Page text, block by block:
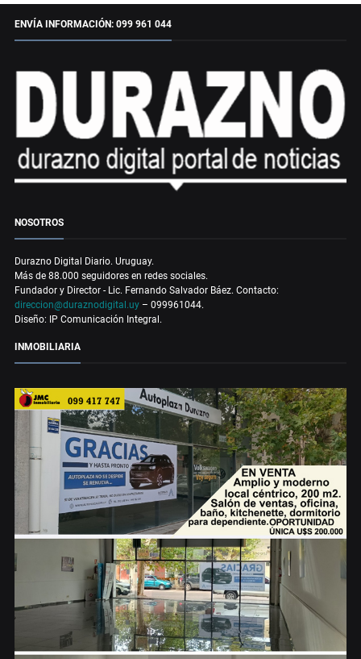
ENVÍA INFORMACIÓN: 099 961 044
NOSOTROS
Durazno Digital Diario. Uruguay.
Más de 88.000 seguidores en redes sociales.
Fundador y Director - Lic. Fernando Salvador Báez. Contacto:
direccion@duraznodigital.uy – 099961044.
Diseño: IP Comunicación Integral.
INMOBILIARIA